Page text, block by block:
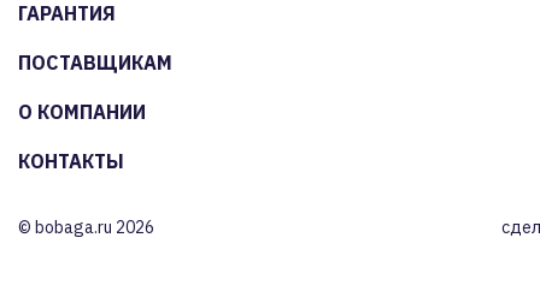
ГАРАНТИЯ
ПОСТАВЩИКАМ
О КОМПАНИИ
КОНТАКТЫ
© bobaga.ru 2026